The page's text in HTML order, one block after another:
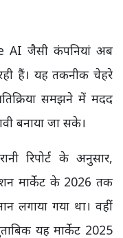
AI जैसी कंपनियां अब
हैं। यह तकनीक चेहरे
समझने में मदद
बनाया जा सके।
रिपोर्ट के अनुसार,
मार्केट के 2026 तक
लगाया गया था। वहीं
यह मार्केट 2025